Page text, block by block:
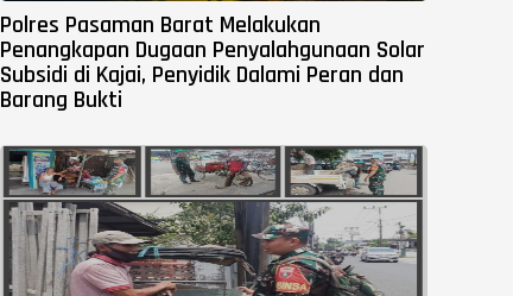
Polres Pasaman Barat Melakukan
Penangkapan Dugaan Penyalahgunaan Solar
Subsidi di Kajai, Penyidik Dalami Peran dan
Barang Bukti